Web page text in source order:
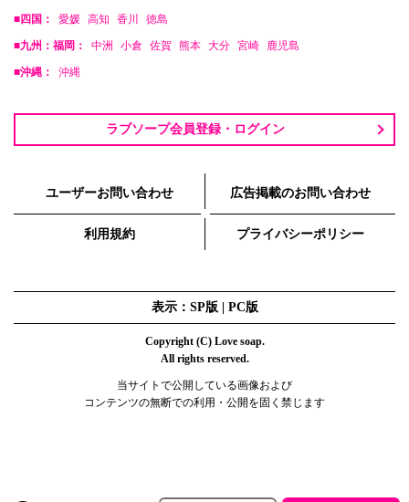
■四国： 愛媛 高知 香川 徳島
■九州：福岡： 中洲 小倉 佐賀 熊本 大分 宮崎 鹿児島
■沖縄： 沖縄
ラブソープ会員登録・ログイン
ユーザーお問い合わせ 広告掲載のお問い合わせ
利用規約 プライバシーポリシー
表示：SP版 | PC版
Copyright (C) Love soap.
All rights reserved.
当サイトで公開している画像および
コンテンツの無断での利用・公開を固く禁じます